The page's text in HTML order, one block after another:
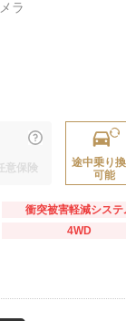
ラ
意保険
途中乗り換
可能
衝突被害軽減システ
4WD